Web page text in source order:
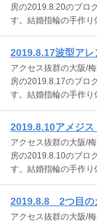
房の2019.8.20のブロ
す。結婚指輪の手作り
2019.8.17波型アレ
アクセス抜群の大阪/
房の2019.8.17のブロ
す。結婚指輪の手作り
2019.8.10アメジス
アクセス抜群の大阪/
房の2019.8.10のブロ
す。結婚指輪の手作り
2019.8.8 2つ目の
アクセス抜群の大阪/